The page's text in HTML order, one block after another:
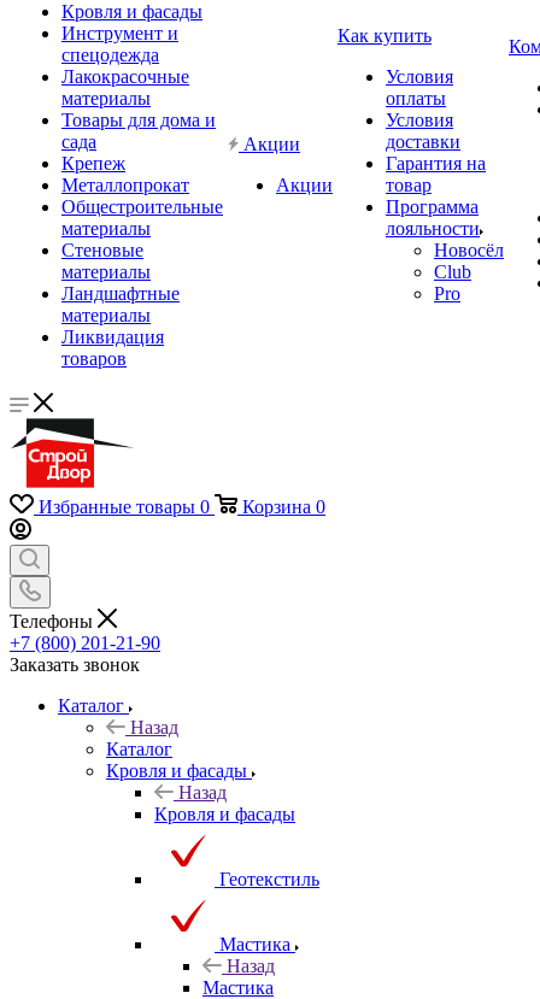
Кровля и фасады
Инструмент и
спецодежда
Лакокрасочные
материалы
Товары для дома и
сада
Крепеж
Металлопрокат
Общестроительные
материалы
Стеновые
материалы
Ландшафтные
материалы
Ликвидация
товаров
Акции
Акции
Как купить
Условия
оплаты
Условия
доставки
Гарантия на
товар
Программа
лояльности
Новосёл
Club
Pro
Избранные товары 0 Корзина 0
Телефоны
+7 (800) 201-21-90
Заказать звонок
Каталог
Назад
Каталог
Кровля и фасады
Назад
Кровля и фасады
Геотекстиль
Мастика
Назад
Мастика